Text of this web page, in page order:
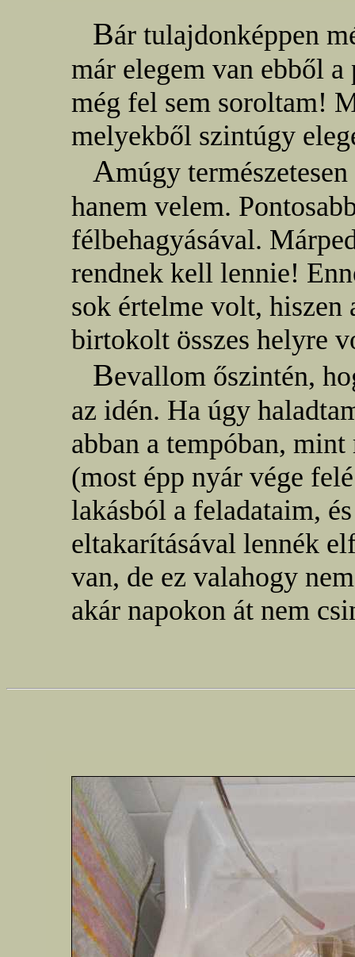
Bár tulajdonképpen
már elegem van ebből
még fel sem soroltam!
melyekből szintúgy
Amúgy
hanem velem.
félbehagyásával.
rendnek kell lennie!
sok értelme volt, hiszen
birtokolt összes helyre
Bevallom őszintén,
az idén. Ha úgy
abban a tempóban,
(most épp nyár vége
lakásból a feladataim,
eltakarításával lennék
van, de ez valahogy
akár napokon át nem